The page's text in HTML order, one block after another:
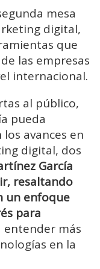
mesa
digital,
que
las empresas
internacional.
al público,
pueda
avances en
digital, dos
García
resaltando
un enfoque
para
entender más
en la